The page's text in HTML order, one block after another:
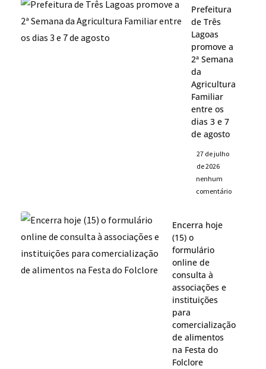
Prefeitura
de Três
Lagoas
promove a
2ª Semana
da
Agricultura
Familiar
entre os
dias 3 e 7
de agosto
27 de julho
de 2026
nenhum
comentário
Encerra hoje
(15) o
formulário
online de
consulta à
associações e
instituições
para
comercialização
de alimentos
na Festa do
Folclore